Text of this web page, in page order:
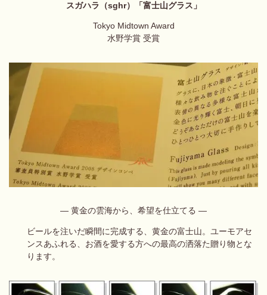
スガハラ（sghr）「富士山グラス 」
Tokyo Midtown Award
水野学賞 受賞
― 黄金の雲海から、希望を仕立てる ―
ビールを注いだ瞬間に完成する、黄金の富士山。 ユーモアセ
ンスあふれる、お酒を愛する方への最高の洒落た贈り物とな
ります。